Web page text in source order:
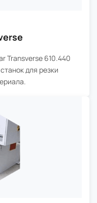
Transverse 610.440
для резки